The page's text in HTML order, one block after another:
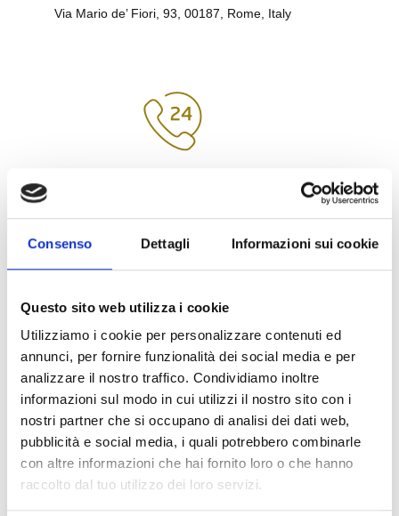
Consenso Dettagli Informazioni sui cookie
Questo sito web utilizza i cookie
Utilizziamo i cookie per personalizzare contenuti ed
annunci, per fornire funzionalità dei social media e per
analizzare il nostro traffico. Condividiamo inoltre
informazioni sul modo in cui utilizzi il nostro sito con i
nostri partner che si occupano di analisi dei dati web,
pubblicità e social media, i quali potrebbero combinarle
con altre informazioni che hai fornito loro o che hanno
raccolto dal tuo utilizzo dei loro servizi.
Via Mario de’ Fiori, 93, 00187, Rome, Italy
Mail
info@tb-place.com